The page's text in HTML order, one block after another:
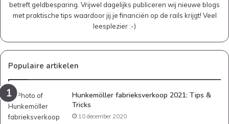
betreft geldbesparing. Vrijwel dagelijks publiceren wij nieuwe blogs
met praktische tips waardoor jij je financiën op de rails krijgt! Veel
leesplezier :-)
Populaire artikelen
Hunkemöller fabrieksverkoop 2021: Tips &
Tricks
10 december 2020